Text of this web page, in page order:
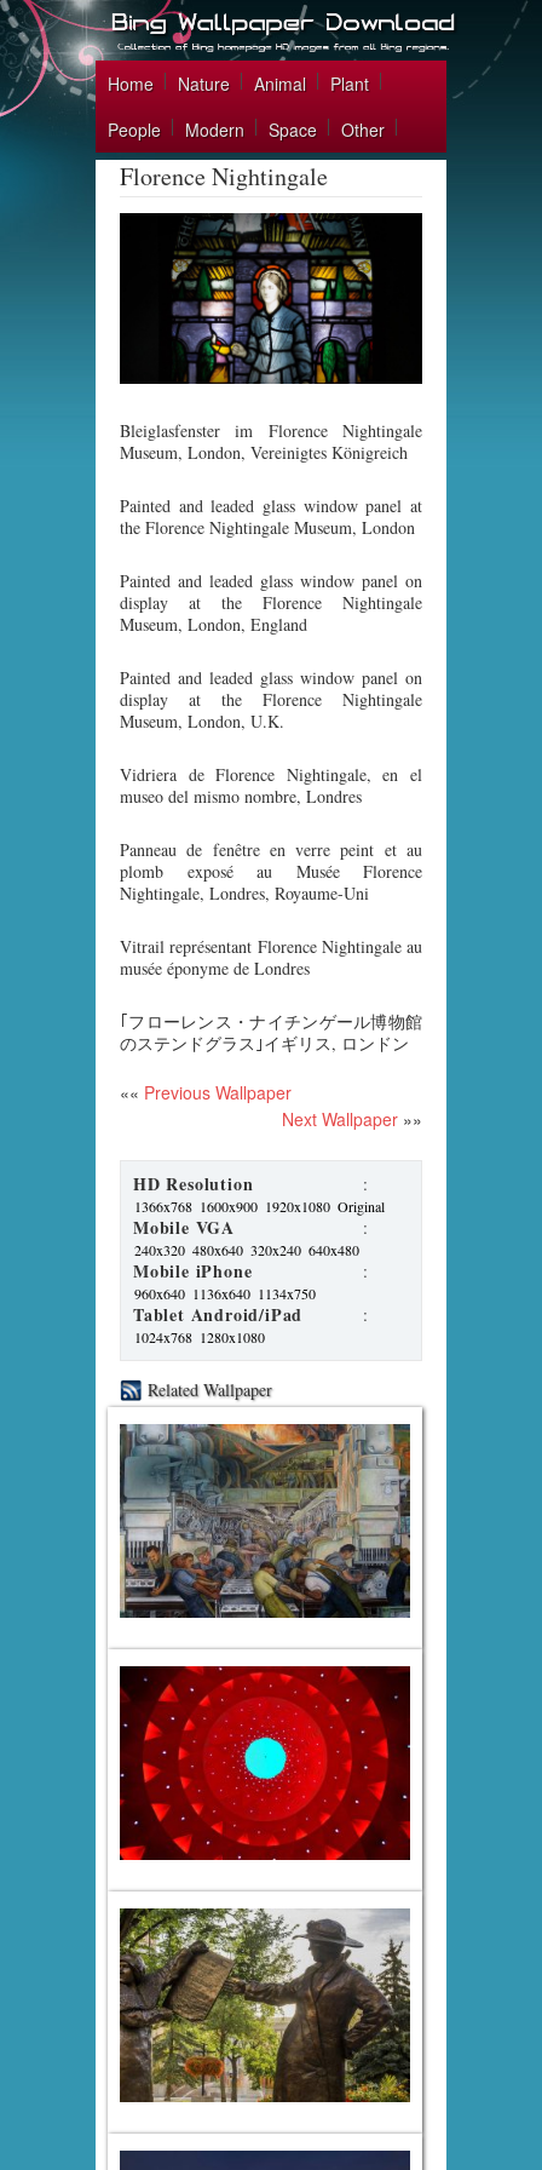
Home Nature Animal
Plant
People
Modern Space Other
Florence Nightingale
Bleiglasfenster im Florence Nightingale
Museum, London, Vereinigtes Königreich
Painted and leaded glass window panel at
the Florence Nightingale Museum, London
Painted and leaded glass window panel on
display at the Florence Nightingale
Museum, London, England
Painted and leaded glass window panel on
display at the Florence Nightingale
Museum, London, U.K.
Vidriera de Florence Nightingale, en el
museo del mismo nombre, Londres
Panneau de fenêtre en verre peint et au
plomb exposé au Musée Florence
Nightingale, Londres, Royaume-Uni
Vitrail représentant Florence Nightingale au
musée éponyme de Londres
｢フローレンス・ナイチンゲール博物館
のステンドグラス｣イギリス, ロンドン
«« Previous Wallpaper
Next Wallpaper »»
HD Resolution :
1366x768 1600x900 1920x1080 Original
Mobile VGA :
240x320 480x640 320x240 640x480
Mobile iPhone :
960x640 1136x640 1134x750
Tablet Android/iPad :
1024x768 1280x1080
Related Wallpaper